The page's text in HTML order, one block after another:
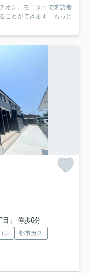
オシ。モニターで来訪者
ことができます... もっと
目」 停歩6分
ン
都市ガス